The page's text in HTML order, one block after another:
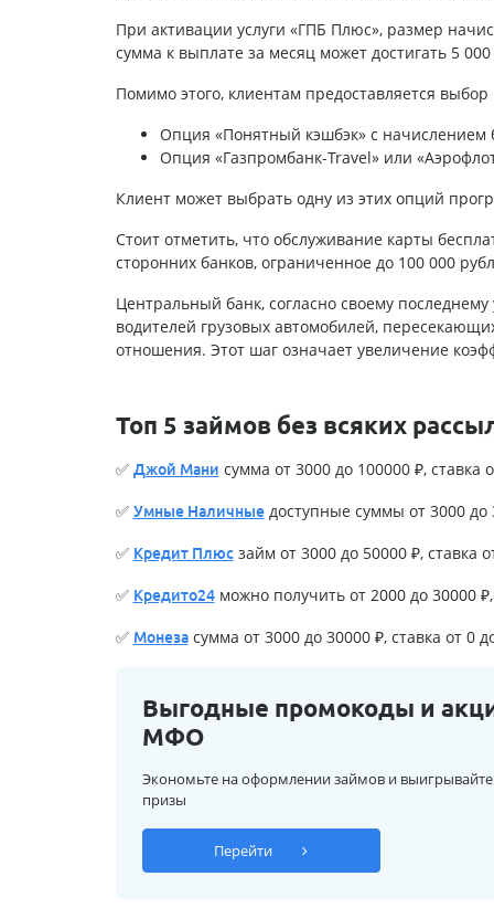
При активации услуги «ГПБ Плюс», размер
сумма к выплате за месяц может достигать 5
Помимо этого, клиентам предоставляется
Опция «Понятный кэшбэк» с начислением
Опция «Газпромбанк-Travel» или
Клиент может выбрать одну из этих опций
Стоит отметить, что обслуживание карты
сторонних банков, ограниченное до 100 000
Центральный банк, согласно своему
водителей грузовых автомобилей,
отношения. Этот шаг означает увеличение
Топ 5 займов без всяких
✅ Джой Мани сумма от 3000 до 100000 ₽, ставка
✅ Умные Наличныедоступные суммы от 3000 до
✅ Кредит Плюсзайм от 3000 до 50000 ₽, ставка
✅ Кредито24можно получить от 2000 до 30000
✅ Монезасумма от 3000 до 30000 ₽, ставка от 0
Выгодные промокоды и
МФО
Экономьте на оформлении займов и
призы
Перейти